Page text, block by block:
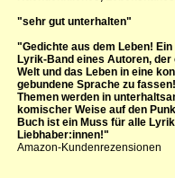
"sehr gut unterhalten"
"Gedichte aus dem Leben!
Lyrik-Band eines Autoren,
Welt und das Leben in eine
gebundene Sprache zu
Themen werden in
komischer Weise auf den
Buch ist ein Muss für alle
Liebhaber:innen!"
Amazon-Kundenrezensionen